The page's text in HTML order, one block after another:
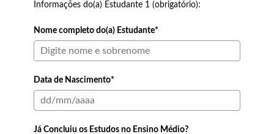
Informações do(a) Estudante 1 (obrigatório):
Nome completo do(a) Estudante*
Data de Nascimento*
Já Concluiu os Estudos no Ensino Médio?